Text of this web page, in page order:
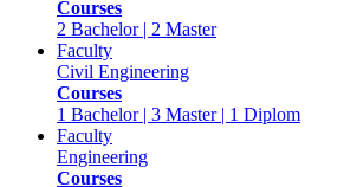
Courses
2 Bachelor | 2 Master
Faculty
Civil Engineering
Courses
1 Bachelor | 3 Master | 1 Diplom
Faculty
Engineering
Courses